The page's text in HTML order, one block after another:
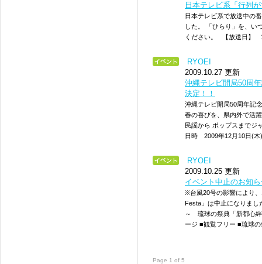
日本テレビ系「行列
日本テレビ系で放送中の
した。 「ひらり」を、い
ください。 【放送日】
RYOEI
2009.10.27 更新
沖縄テレビ開局50周
決定！！
沖縄テレビ開局50周年記
春の喜びを、県内外で活
民謡から ポップスまで
日時 2009年12月10日(
RYOEI
2009.10.25 更新
イベント中止のお知
※台風20号の影響により
Festa」は中止になりま
～ 琉球の祭典「新都心
ージ ■観覧フリー ■琉球
Page 1 of 5